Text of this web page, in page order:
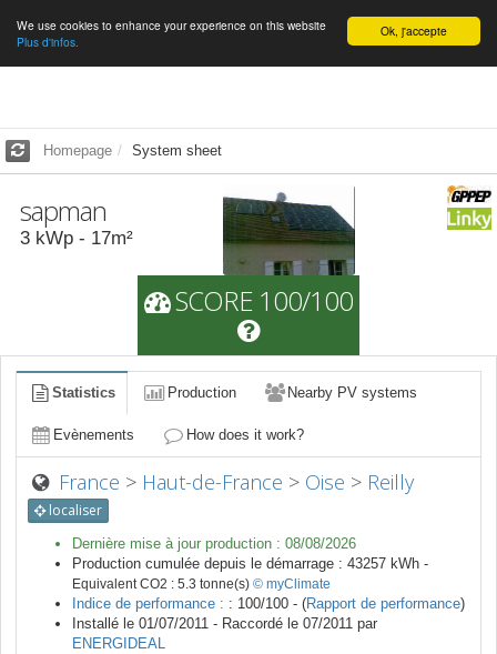
English Ok, j'accepte
We use cookies to enhance your experience on this website
Plus d'infos.
Homepage System sheet
sapman
3 kWp - 17m²
SCORE 100/100
Statistics Production Nearby PV systems
Evènements How does it work?
France > Haut-de-France > Oise > Reilly
localiser
Dernière mise à jour production : 08/08/2026
Production cumulée depuis le démarrage : 43257 kWh -
Equivalent CO2 : 5.3 tonne(s) © myClimate
Indice de performance : : 100/100 - (Rapport de performance)
Installé le 01/07/2011 - Raccordé le 07/2011 par
ENERGIDEAL